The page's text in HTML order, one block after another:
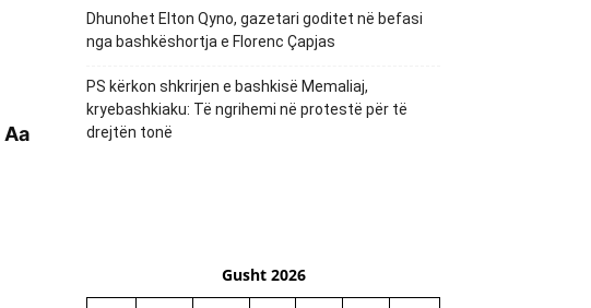
Aa
Dhunohet Elton Qyno, gazetari goditet në befasi
nga bashkëshortja e Florenc Çapjas
PS kërkon shkrirjen e bashkisë Memaliaj,
kryebashkiaku: Të ngrihemi në protestë për të
drejtën tonë
Gusht 2026